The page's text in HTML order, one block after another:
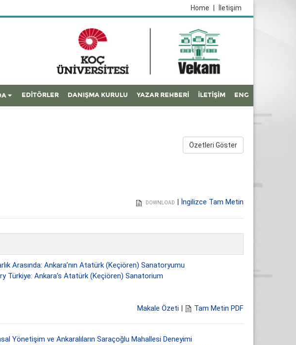
İletişim
Home
EDİTÖRLER DANIŞMA KURULU YAZAR REHBERİ İLETİŞİM ENG
Özetleri Göster
DOWNLOAD | İngilizce Tam Metin
Arasında: Ankara’nın Atatürk (Keçiören) Sanatoryumu
Türkiye: Ankara’s Atatürk (Keçiören) Sanatorium
Makale Özeti| Tam Metin PDF
Yönetişim ve Ankaralıların Saraçoğlu Mahallesi Deneyimi